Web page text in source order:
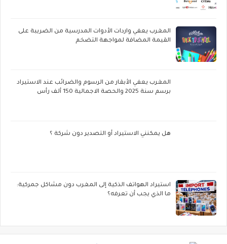
المغرب يعفي واردات الأدوات المدرسية من الضريبة على
القيمة المضافة لمواجهة التضخم
المغرب يعفي الأبقار من الرسوم والضرائب عند الاستيراد
برسم سنة 2025 والحصة الاجمالية 150 ألف رأس
هل يمكنني الاستيراد أو التصدير دون شركة ؟
استيراد الهواتف الذكية إلى المغرب دون مشاكل جمركية:
ما الذي يجب أن تعرفه؟